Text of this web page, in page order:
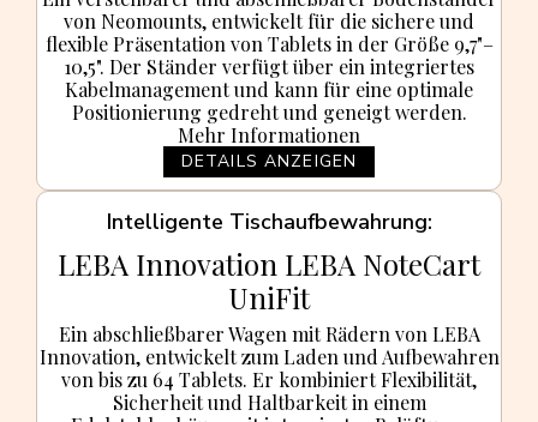
von Neomounts, entwickelt für die sichere und
flexible Präsentation von Tablets in der Größe 9,7"–
10,5". Der Ständer verfügt über ein integriertes
Kabelmanagement und kann für eine optimale
Positionierung gedreht und geneigt werden.
DETAILS ANZEIGEN
Mehr Informationen
Intelligente Tischaufbewahrung
LEBA Innovation LEBA NoteCart
UniFit
Ein abschließbarer Wagen mit Rädern von LEBA
Innovation, entwickelt zum Laden und Aufbewahren
von bis zu 64 Tablets. Er kombiniert Flexibilität,
Sicherheit und Haltbarkeit in einem